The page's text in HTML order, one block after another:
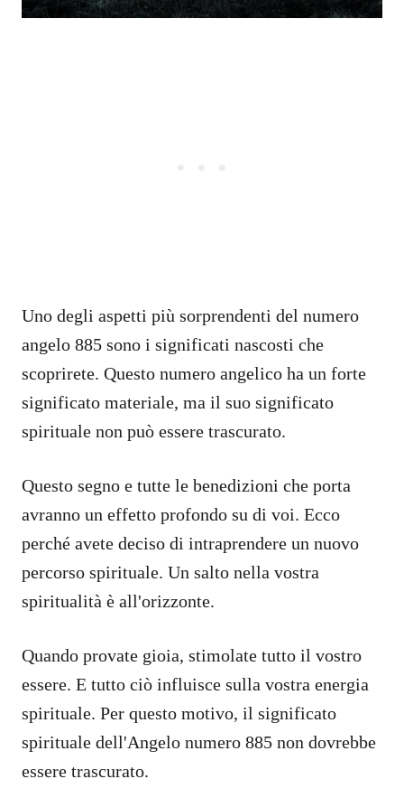
Uno degli aspetti più sorprendenti del numero
angelo 885 sono i significati nascosti che
scoprirete. Questo numero angelico ha un forte
significato materiale, ma il suo significato
spirituale non può essere trascurato.
Questo segno e tutte le benedizioni che porta
avranno un effetto profondo su di voi. Ecco
perché avete deciso di intraprendere un nuovo
percorso spirituale. Un salto nella vostra
spiritualità è all'orizzonte.
Quando provate gioia, stimolate tutto il vostro
essere. E tutto ciò influisce sulla vostra energia
spirituale. Per questo motivo, il significato
spirituale dell'Angelo numero 885 non dovrebbe
essere trascurato.